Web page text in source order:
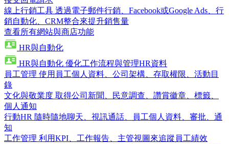
線上行銷工具 透過電子郵件行銷、Facebook或Google Ads、行
銷自動化、CRM整合來提升銷售量
查看所有網站與商店功能
HR與自動化
HR與自動化 優化工作流程與管理HR資料
員工管理 使用員工個人資料、公司架構、存取權限、活動目
錄
文化與敬業度 取得公司新聞、民意調查、讚賞徽章、標籤、
個人通知
行動HR 隨時隨地聊天、視訊通話、員工個人資料、審批、通
知
工作管理 利用KPI、工作報告、主管視圖來追蹤員工績效